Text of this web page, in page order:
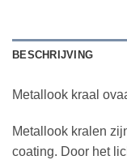
BESCHRIJVING
Metallook kraal
Metallook kralen
coating. Door het